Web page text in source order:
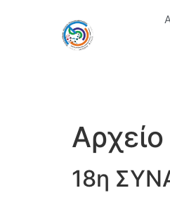
18η